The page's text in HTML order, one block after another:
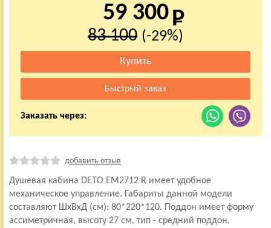
59 300
83 100 (-29%)
Заказать через:
добавить отзыв
Душевая кабина DETO ЕМ2712 R имеет удобное
механическое управление. Габариты данной модели
составляют ШхВхД (см): 80*220*120. Поддон имеет форму
ассиметричная, высоту 27 см, тип - средний поддон.